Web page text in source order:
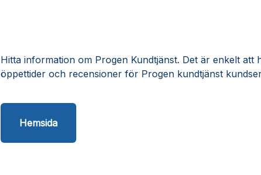
Hitta information om Progen Kundtjänst. Det är enkelt att
öppettider och recensioner för Progen kundtjänst
Hemsida